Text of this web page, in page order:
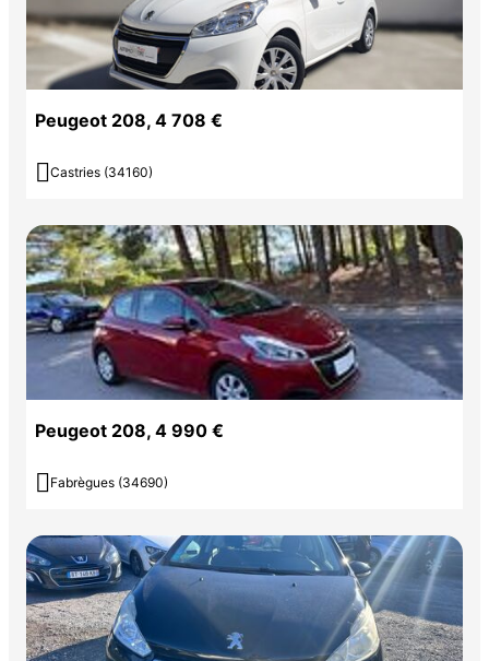
Peugeot 208, 4 708 €
 Castries (34160)
Peugeot 208, 4 990 €
 Fabrègues (34690)